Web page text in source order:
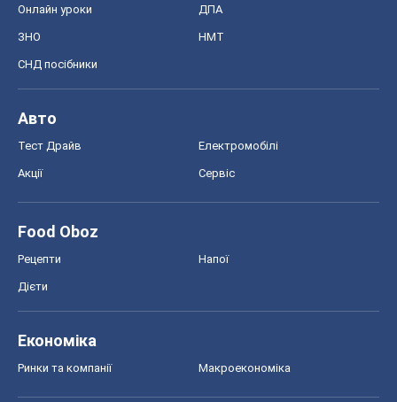
Онлайн уроки ДПА
ЗНО НМТ
СНД посібники
Авто
Тест Драйв Електромобілі
Акції Сервіс
Food Oboz
Рецепти Напої
Дієти
Економіка
Ринки та компанії Макроекономіка